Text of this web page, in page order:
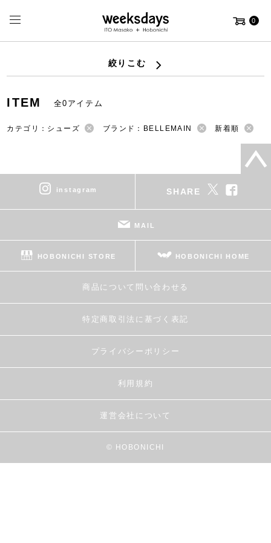
0
絞りこむ
ITEM 全0アイテム
カテゴリ：シューズ ブランド：BELLEMAIN 新着順
instagram SHARE
MAIL
HOBONICHI STORE HOBONICHI HOME
商品について問い合わせる
特定商取引法に基づく表記
プライバシーポリシー
利用規約
運営会社について
© HOBONICHI